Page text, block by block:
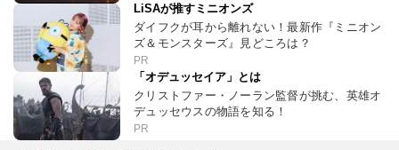
LiSAが推すミニオンズ
ダイフクが耳から離れない！最新作『ミニオン
ズ＆モンスターズ』見どころは？
PR
「オデュッセイア」とは
クリストファー・ノーラン監督が挑む、英雄オ
デュッセウスの物語を知る！
PR